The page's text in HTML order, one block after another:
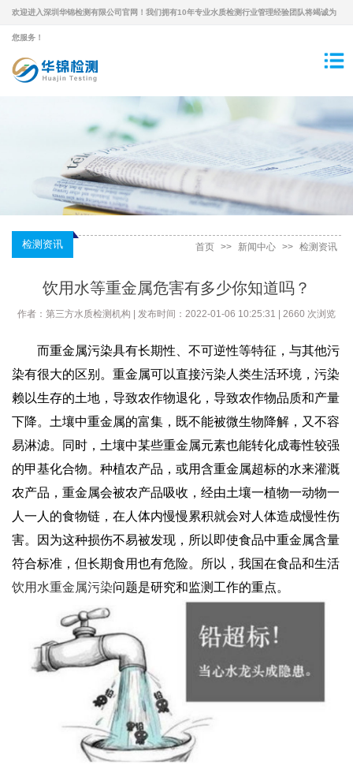
欢迎进入深圳华锦检测有限公司官网！我们拥有10年专业水质检测行业管理经验团队将竭诚为
您服务！
检测资讯 首页 >> 新闻中心 >> 检测资讯
饮用水等重金属危害有多少你知道吗？
作者：第三方水质检测机构 | 发布时间：2022-01-06 10:25:31 | 2660 次浏览
而重金属污染具有长期性、不可逆性等特征，与其他污
染有很大的区别。重金属可以直接污染人类生活环境，污染
赖以生存的土地，导致农作物退化，导致农作物品质和产量
下降。土壤中重金属的富集，既不能被微生物降解，又不容
易淋滤。同时，土壤中某些重金属元素也能转化成毒性较强
的甲基化合物。种植农产品，或用含重金属超标的水来灌溉
农产品，重金属会被农产品吸收，经由土壤一植物一动物一
人一人的食物链，在人体内慢慢累积就会对人体造成慢性伤
害。因为这种损伤不易被发现，所以即使食品中重金属含量
符合标准，但长期食用也有危险。所以，我国在食品和生活
饮用水重金属污染问题是研究和监测工作的重点。